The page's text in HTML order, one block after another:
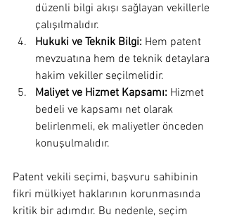
düzenli bilgi akışı sağlayan vekillerle
çalışılmalıdır.
Hukuki ve Teknik Bilgi: Hem patent
mevzuatına hem de teknik detaylara
hakim vekiller seçilmelidir.
Maliyet ve Hizmet Kapsamı: Hizmet
bedeli ve kapsamı net olarak
belirlenmeli, ek maliyetler önceden
konuşulmalıdır.
Patent vekili seçimi, başvuru sahibinin
fikri mülkiyet haklarının korunmasında
kritik bir adımdır. Bu nedenle, seçim